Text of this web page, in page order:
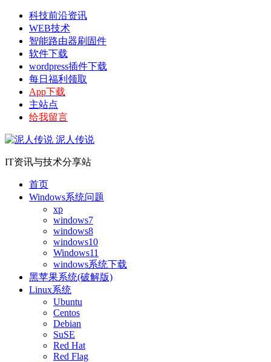
科技前沿资讯
WEB技术
智能路由器刷固件
软件下载
wordpress插件下载
每日福利领取
App下载
主站点
给我留言
泥人传说
IT资讯与技术分享站
首页
Windows系统问题
xp
windows7
windows8
windows10
Windows11
windows系统下载
黑苹果系统(破解版)
Linux系统
Ubuntu
Centos
Debian
SuSE
Red Hat
Red Flag